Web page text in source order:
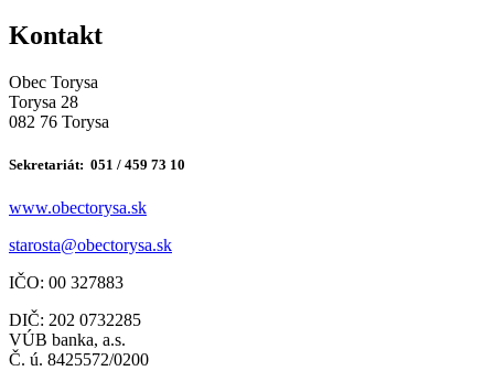
Kontakt
Obec Torysa
Torysa 28
082 76 Torysa
Sekretariát: 051 / 459 73 10
www.obectorysa.sk
starosta@obectorysa.sk
IČO: 00 327883
DIČ: 202 0732285
VÚB banka, a.s.
Č. ú. 8425572/0200